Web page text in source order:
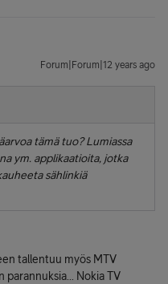
Forum|Forum|12 years ago
tämä tuo? Lumiassa
ym. applikaatioita, jotka
sählinkiä
tallentuu myös MTV
parannuksia... Nokia TV